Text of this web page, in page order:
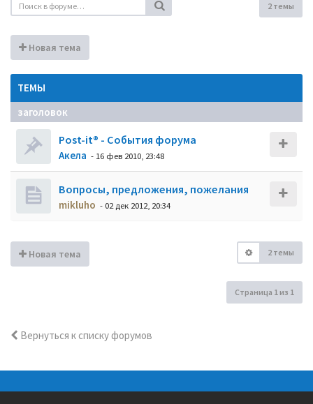
2 темы
Новая тема
ТЕМЫ
заголовок
Post-it® - События форума
Акела - 16 фев 2010, 23:48
Вопросы, предложения, пожелания
mikluho - 02 дек 2012, 20:34
Новая тема 2 темы
Страница 1из 1
Вернуться к списку форумов